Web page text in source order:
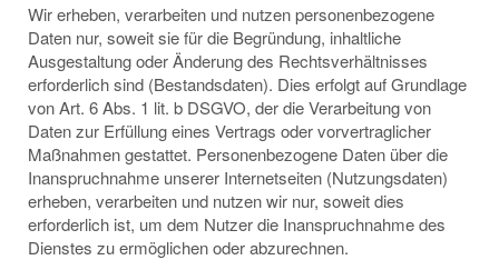
Wir erheben, verarbeiten und nutzen personenbezogene
Daten nur, soweit sie für die Begründung, inhaltliche
Ausgestaltung oder Änderung des Rechtsverhältnisses
erforderlich sind (Bestandsdaten). Dies erfolgt auf Grundlage
von Art. 6 Abs. 1 lit. b DSGVO, der die Verarbeitung von
Daten zur Erfüllung eines Vertrags oder vorvertraglicher
Maßnahmen gestattet. Personenbezogene Daten über die
Inanspruchnahme unserer Internetseiten (Nutzungsdaten)
erheben, verarbeiten und nutzen wir nur, soweit dies
erforderlich ist, um dem Nutzer die Inanspruchnahme des
Dienstes zu ermöglichen oder abzurechnen.